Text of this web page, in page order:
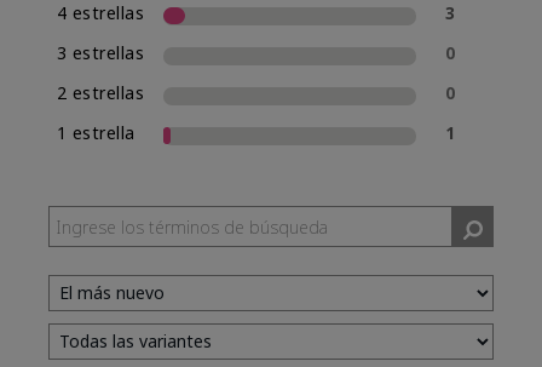
4 estrellas
3
3 estrellas
0
2 estrellas
0
1 estrella
1